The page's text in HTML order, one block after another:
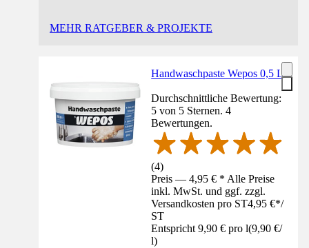
MEHR RATGEBER & PROJEKTE
Handwaschpaste Wepos 0,5 L
Durchschnittliche Bewertung:
5 von 5 Sternen. 4
Bewertungen.
(4)
Preis — 4,95 € * Alle Preise
inkl. MwSt. und ggf. zzgl.
Versandkosten pro ST4,95 €*/
ST
Entspricht 9,90 € pro l(9,90 €/
l)